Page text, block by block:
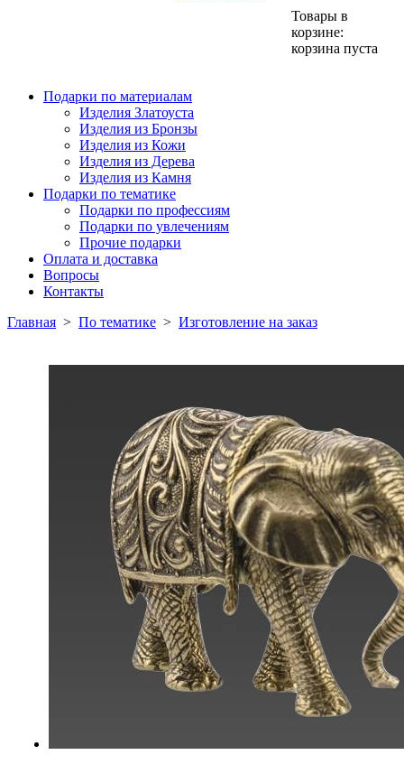
Товары в
корзине:
корзина пуста
Подарки по материалам
Изделия Златоуста
Изделия из Бронзы
Изделия из Кожи
Изделия из Дерева
Изделия из Камня
Подарки по тематике
Подарки по профессиям
Подарки по увлечениям
Прочие подарки
Оплата и доставка
Вопросы
Контакты
Главная > По тематике > Изготовление на заказ